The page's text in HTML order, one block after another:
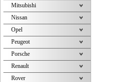
Mitsubishi
Nissan
Opel
Peugeot
Porsche
Renault
Rover